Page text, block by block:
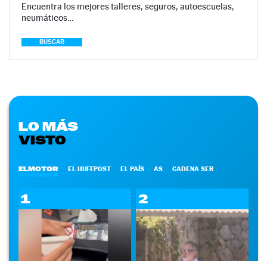
Encuentra los mejores talleres, seguros, autoescuelas,
neumáticos…
BUSCAR
LO MÁS
VISTO
ELMOTOR EL HUFFPOST EL PAÍS AS CADENA SER
1 2